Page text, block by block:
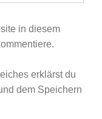
in diesem
erklärst du
dem Speichern